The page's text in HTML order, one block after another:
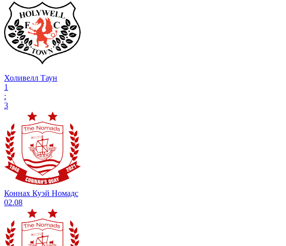
Холивелл Таун
1
:
3
Коннах Куэй Номадс
02.08